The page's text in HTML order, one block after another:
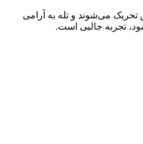
می‌شوند و تله به آرامی
تجربه جالبی است.